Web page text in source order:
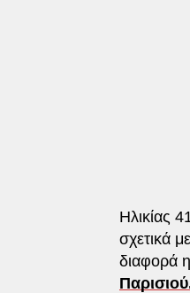
Ηλικίας
σχετικά
διαφορά